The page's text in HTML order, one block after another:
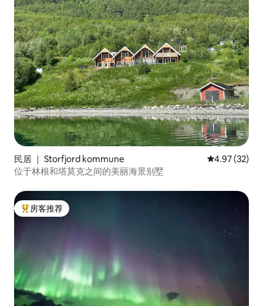
民居 ｜ Storfjord kommune 平均评分
4.97 (32)
位于林根和塔莫克之间的美丽海景别墅
热门「房客推荐」
房客推荐